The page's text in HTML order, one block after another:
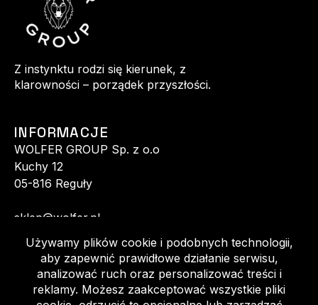
Z instynktu rodzi się kierunek, z
klarowności – porządek przyszłości.
INFORMACJE
WOLFER GROUP Sp. z o.o
Kuchy 12
05-816 Reguły
sklep@wolfer.pl
+48 513 520 140
+48 602 152 770
Regulamin